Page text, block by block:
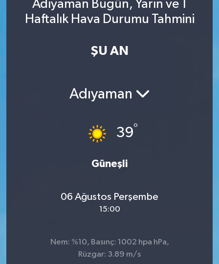
Adıyaman Bugün, Yarın ve 1
Haftalık Hava Durumu Tahmini
ŞU AN
Adıyaman
39°
Güneşli
06 Ağustos Perşembe
15:00
Nem: %10, Basınç: 1002 hpa hPa,
Rüzgar: 3.89 m/s